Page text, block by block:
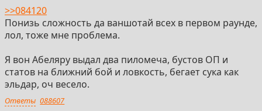
>>084120
Понизь сложность да ваншотай всех в первом раунде,
лол, тоже мне проблема.
Я вон Абеляру выдал два пиломеча, бустов ОП и
статов на ближний бой и ловкость, бегает сука как
эльдар, оч весело.
Ответы 088607